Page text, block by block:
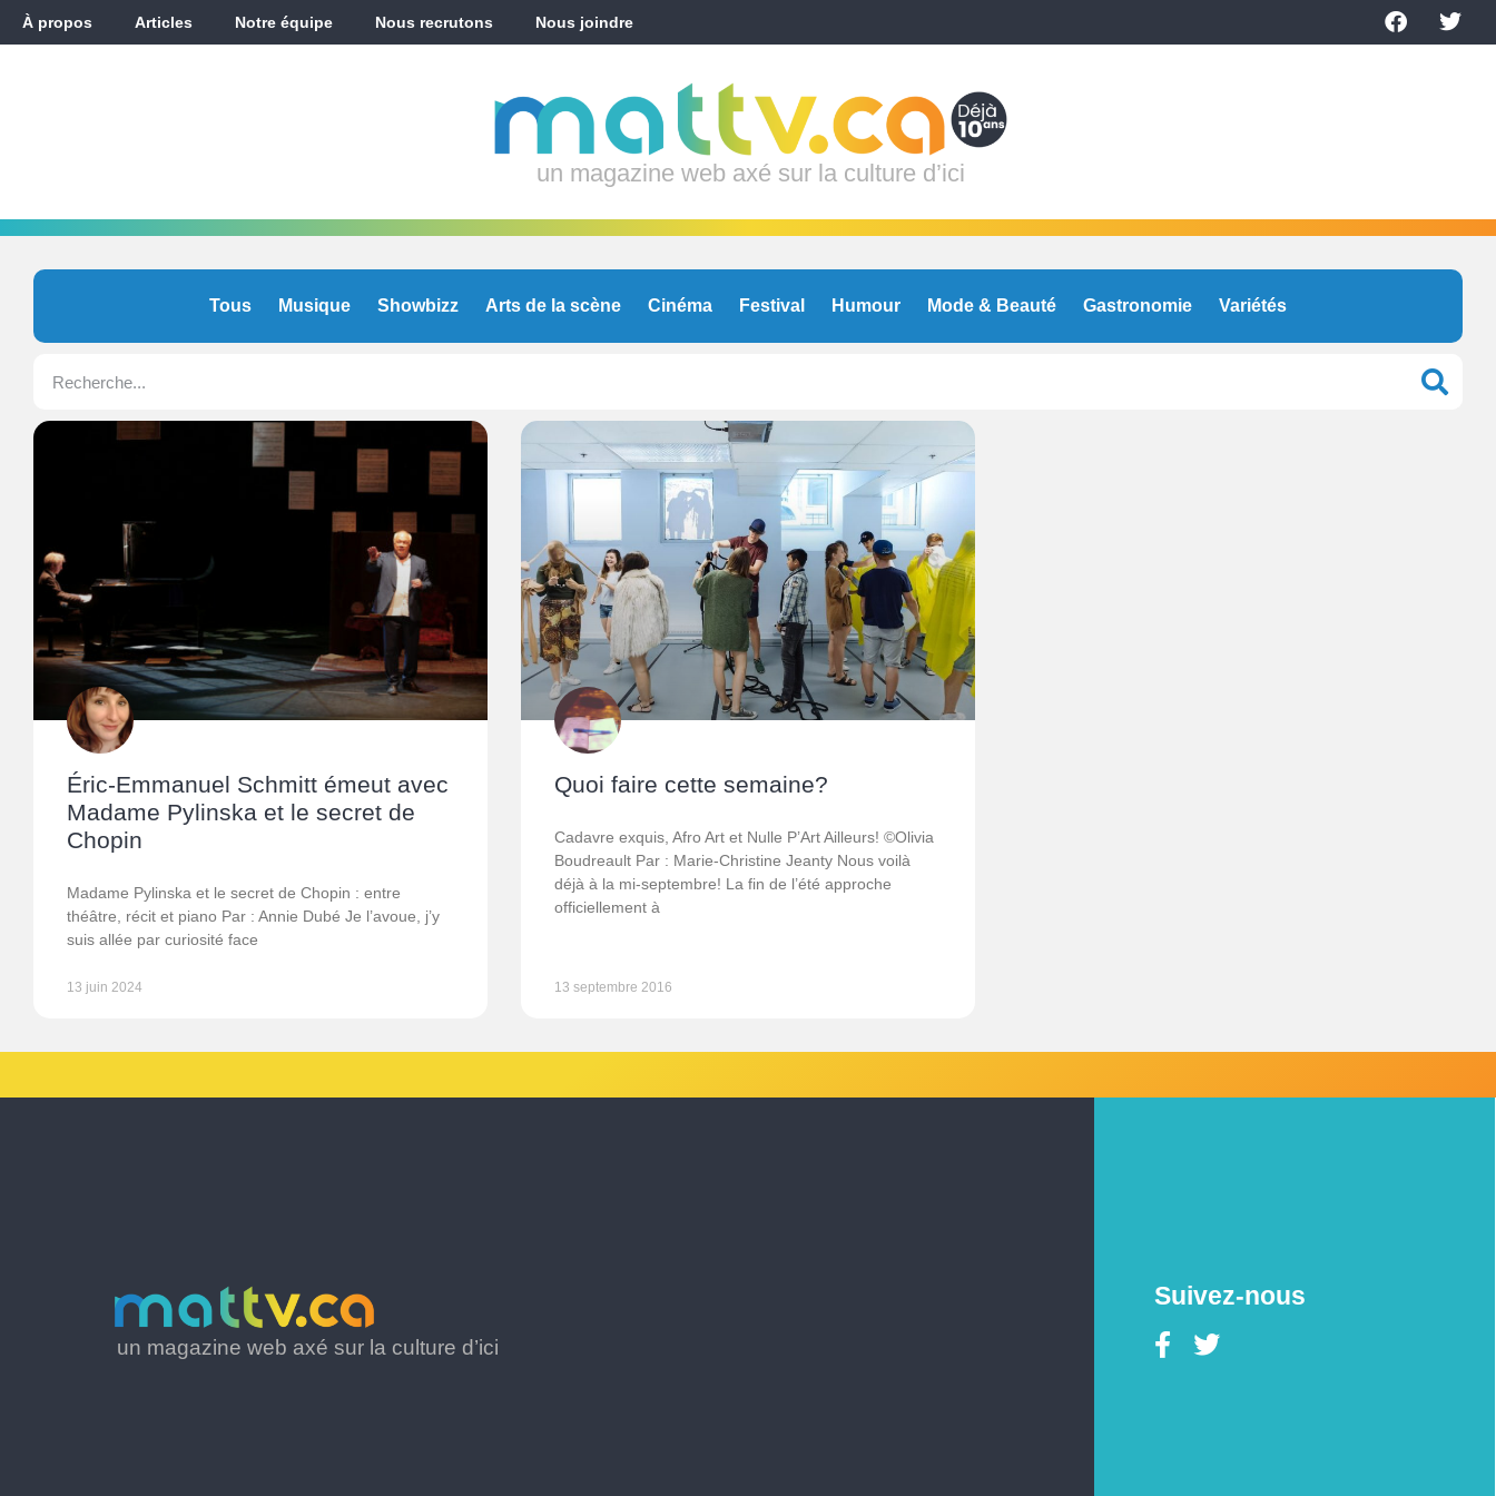
À propos Articles Notre équipe Nous recrutons Nous joindre
un magazine web axé sur la culture d’ici
Tous Musique Showbizz Arts de la scène Cinéma Festival Humour Mode & Beauté Gastronomie Variétés
Éric-Emmanuel Schmitt émeut avec
Madame Pylinska et le secret de
Chopin
Madame Pylinska et le secret de Chopin : entre
théâtre, récit et piano Par : Annie Dubé Je l’avoue, j’y
suis allée par curiosité face
13 juin 2024
Quoi faire cette semaine?
Cadavre exquis, Afro Art et Nulle P’Art Ailleurs! ©Olivia
Boudreault Par : Marie-Christine Jeanty Nous voilà
déjà à la mi-septembre! La fin de l’été approche
officiellement à
13 septembre 2016
un magazine web axé sur la culture d’ici
Suivez-nous